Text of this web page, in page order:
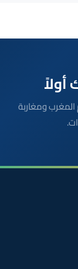
تهمّ المغرب ومغاربة